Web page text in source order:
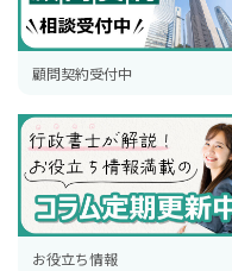
顧問契約受付中
お役立ち情報